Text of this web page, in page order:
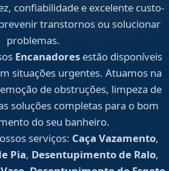
confiabilidade e excelente custo-
transtornos ou solucionar
problemas.
Encanadoresestão disponíveis
situações urgentes. Atuamos na
de obstruções, limpeza de
soluções completas para o bom
do seu banheiro.
serviços: Caça Vazamento,
Pia, Desentupimento de Ralo,